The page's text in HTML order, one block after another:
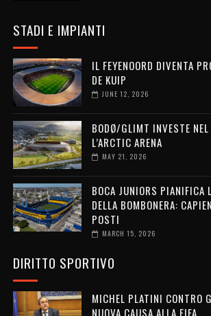
STADI E IMPIANTI
IL FEYENOORD DIVENTA
DE KUIP
JUNE 12, 2026
BODØ/GLIMT INVESTE NEL
L’ARCTIC ARENA
MAY 21, 2026
BOCA JUNIORS PIANIFICA
DELLA BOMBONERA:
POSTI
MARCH 15, 2026
DIRITTO SPORTIVO
MICHEL PLATINI CONTRO
NUOVA CAUSA ALLA FIFA